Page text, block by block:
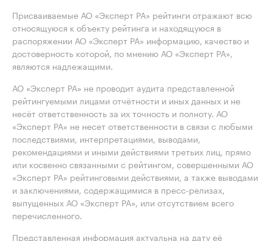
Присваиваемые АО «Эксперт РА» рейтинги отражают всю
относящуюся к объекту рейтинга и находящуюся в
распоряжении АО «Эксперт РА» информацию, качество и
достоверность которой, по мнению АО «Эксперт РА»,
являются надлежащими.
АО «Эксперт РА» не проводит аудита представленной
рейтингуемыми лицами отчётности и иных данных и не
несёт ответственность за их точность и полноту. АО
«Эксперт РА» не несет ответственности в связи с любыми
последствиями, интерпретациями, выводами,
рекомендациями и иными действиями третьих лиц, прямо
или косвенно связанными с рейтингом, совершенными АО
«Эксперт РА» рейтинговыми действиями, а также выводами
и заключениями, содержащимися в пресс-релизах,
выпущенных АО «Эксперт РА», или отсутствием всего
перечисленного.
Представленная информация актуальна на дату её